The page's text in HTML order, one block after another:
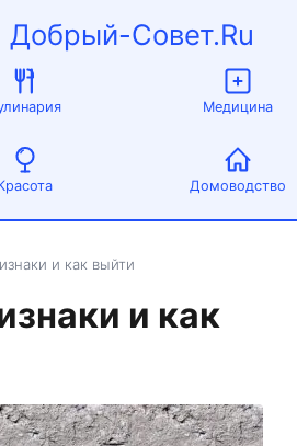
Добрый-Совет.Ru
Медицина
Домоводство
и как выйти
и как